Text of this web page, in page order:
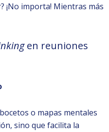
¡No importa! Mientras más
en reuniones
o mapas mentales
sino que facilita la